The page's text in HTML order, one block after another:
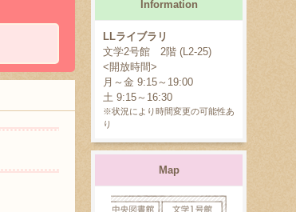
Information
LLライブラリ
文学2号館 2階 (L2-25)
<開放時間>
月～金 9:15～19:00
土 9:15～16:30
※状況により時間変更の可能性あ
り
Map